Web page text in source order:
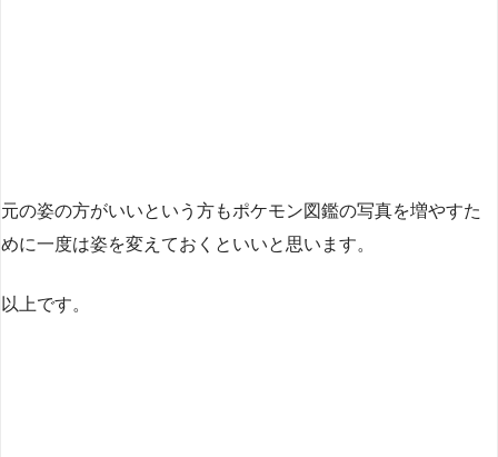
元の姿の方がいいという方もポケモン図鑑の写真を増やすた
めに一度は姿を変えておくといいと思います。
以上です。